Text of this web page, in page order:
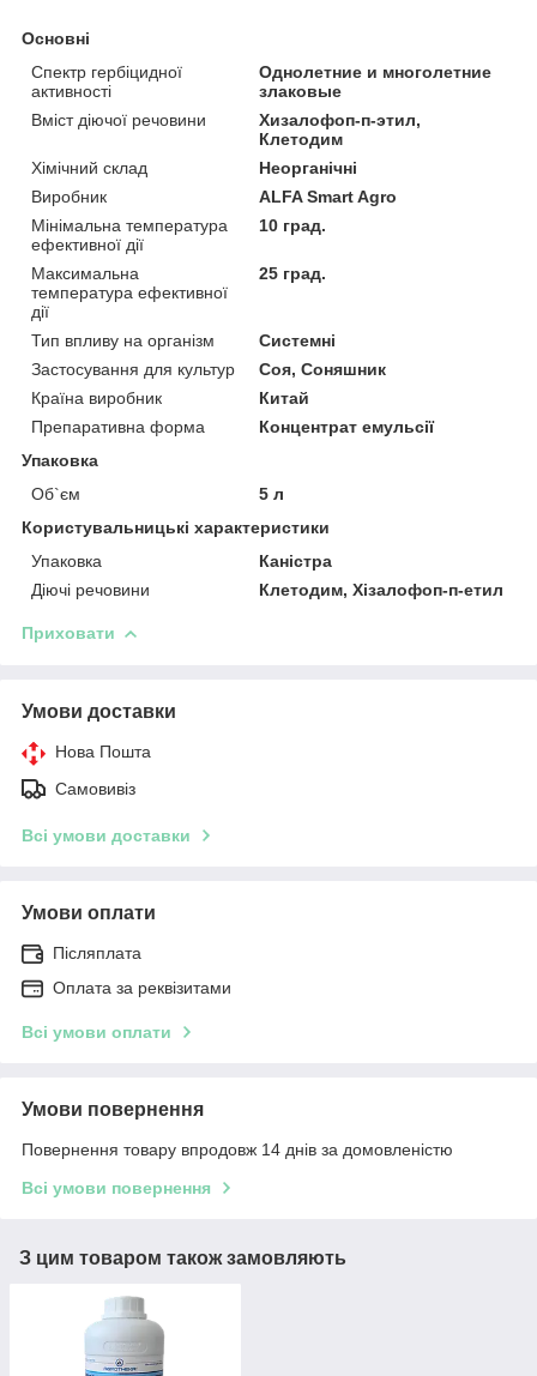
Основні
Спектр гербіцидної
активності
Однолетние и многолетние
злаковые
Вміст діючої речовини
Хизалофоп-п-этил,
Клетодим
Хімічний склад
Неорганічні
Виробник
ALFA Smart Agro
Мінімальна температура
ефективної дії
10 град.
Максимальна
температура ефективної
дії
25 град.
Тип впливу на організм
Системні
Застосування для культур
Соя, Соняшник
Країна виробник
Китай
Препаративна форма
Концентрат емульсії
Упаковка
Об`єм
5 л
Користувальницькі характеристики
Упаковка
Каністра
Діючі речовини
Клетодим, Хізалофоп-п-етил
Приховати
Умови доставки
Нова Пошта
Самовивіз
Всі умови доставки
Умови оплати
Післяплата
Оплата за реквізитами
Всі умови оплати
Умови повернення
Повернення товару впродовж 14 днів за домовленістю
Всі умови повернення
З цим товаром також замовляють